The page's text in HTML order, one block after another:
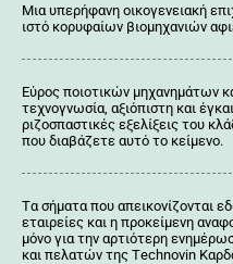
Μια υπερήφανη οικογενειακή
ιστό κορυφαίων βιομηχανιών
Εύρος ποιοτικών μηχανημάτων
τεχνογνωσία, αξιόπιστη και
ριζοσπαστικές εξελίξεις του
που διαβάζετε αυτό το κείμενο.
Tα σήματα που απεικονίζονται
εταιρείες και η προκείμενη
μόνο για την αρτιότερη
και πελατών της Τechnovin